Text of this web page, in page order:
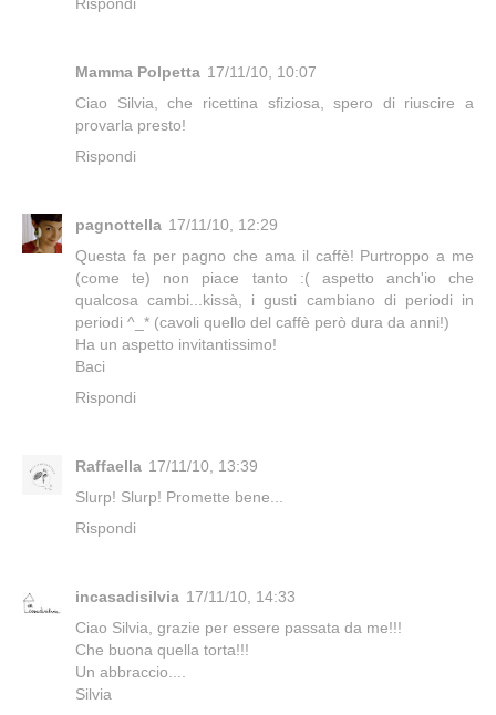
Rispondi
Mamma Polpetta 17/11/10, 10:07
Ciao Silvia, che ricettina sfiziosa, spero di riuscire a
provarla presto!
Rispondi
pagnottella 17/11/10, 12:29
Questa fa per pagno che ama il caffè! Purtroppo a me
(come te) non piace tanto :( aspetto anch'io che
qualcosa cambi...kissà, i gusti cambiano di periodi in
periodi ^_* (cavoli quello del caffè però dura da anni!)
Ha un aspetto invitantissimo!
Baci
Rispondi
Raffaella 17/11/10, 13:39
Slurp! Slurp! Promette bene...
Rispondi
incasadisilvia 17/11/10, 14:33
Ciao Silvia, grazie per essere passata da me!!!
Che buona quella torta!!!
Un abbraccio....
Silvia